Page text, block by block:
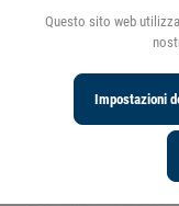
Questo
Voci ed
Questo sito web
Impostazioni